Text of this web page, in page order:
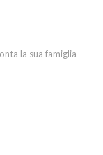
la sua famiglia